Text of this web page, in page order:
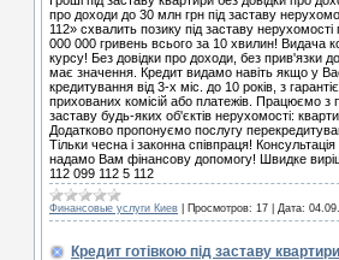
про доходи до 30 млн грн під заставу
112» схвалить позику під заставу
000 000 гривень всього за 10 хвилин! Видача
курсу! Без довідки про доходи, без прив'язки
має значення. Кредит видамо навіть якщо у
кредитування від 3-х міс. до 10 років, з
прихованих комісій або платежів. Працюємо з
заставу будь-яких об'єктів нерухомості:
Додатково пропонуємо послугу
Тільки чесна і законна співпраця!
надамо Вам фінансову допомогу! Швидке
112 099 112 5 112
Финансовые услуги Киев Просмотров: 17 Дата:
Кредит готівкою під заставу